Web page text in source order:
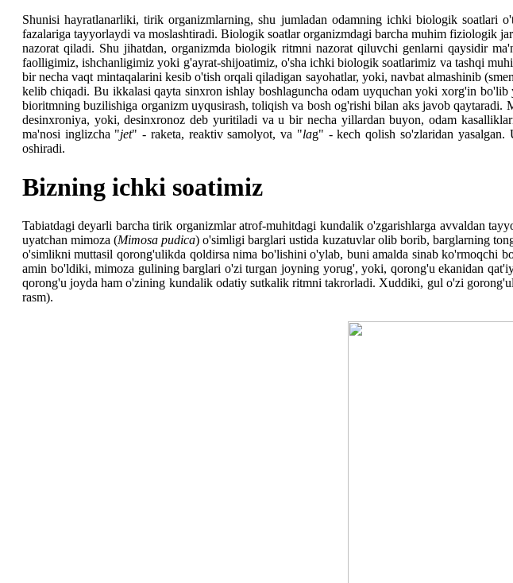
Shunisi hayratlanarliki, tirik organizmlarning, shu jumladan odamning ichki biologik
fazalariga tayyorlaydi va moslashtiradi. Biologik soatlar organizmdagi barcha muhim fiziologik
nazorat qiladi. Shu jihatdan, organizmda biologik ritmni nazorat qiluvchi genlarni qaysidir
faolligimiz, ishchanligimiz yoki g'ayrat-shijoatimiz, o'sha ichki biologik soatlarimiz va tashqi
bir necha vaqt mintaqalarini kesib o'tish orqali qiladigan sayohatlar, yoki, navbat almashinib
kelib chiqadi. Bu ikkalasi qayta sinxron ishlay boshlaguncha odam uyquchan yoki xorg'in
bioritmning buzilishiga organizm uyqusirash, toliqish va bosh og'rishi bilan aks javob
desinxroniya, yoki, desinxronoz deb yuritiladi va u bir necha yillardan buyon, odam
ma'nosi inglizcha "jet" - raketa, reaktiv samolyot, va "lag" - kech qolish so'zlaridan yasalgan.
oshiradi.
Bizning ichki soatimiz
Tabiatdagi deyarli barcha tirik organizmlar atrof-muhitdagi kundalik o'zgarishlarga avvaldan
uyatchan mimoza (Mimosa pudica) o'simligi barglari ustida kuzatuvlar olib borib, barglarning
o'simlikni muttasil qorong'ulikda qoldirsa nima bo'lishini o'ylab, buni amalda sinab ko'rmoqchi
amin bo'ldiki, mimoza gulining barglari o'zi turgan joyning yorug', yoki, qorong'u ekanidan
qorong'u joyda ham o'zining kundalik odatiy sutkalik ritmni takrorladi. Xuddiki, gul o'zi
rasm).